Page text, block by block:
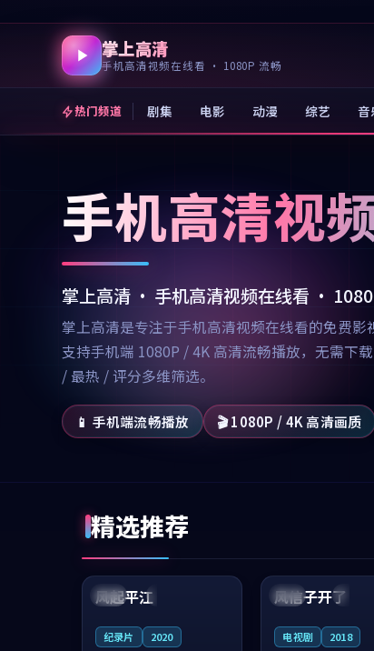
掌上高清
手机高清视频在线看 · 1080P 流畅
热门频道 剧集 电影 动漫 综艺 音
手机高清视
掌上高清 · 手机高清视频在线看 ·
掌上高清是专注于手机高清视频在线看的免费影
支持手机端 1080P / 4K 高清流畅播放，无需下
/ 最热 / 评分多维筛选。
📱 手机端流畅播放 🎬 1080P / 4K 高清画质
精选推荐
美国
99:07
风起平江
纪录片 2020
法国 4K
风信子开了
电视剧 2018